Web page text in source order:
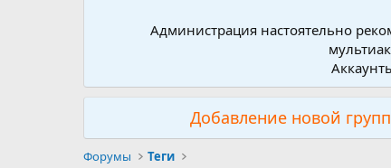
Администрация настоятельно
Добавление новой
Форумы Теги